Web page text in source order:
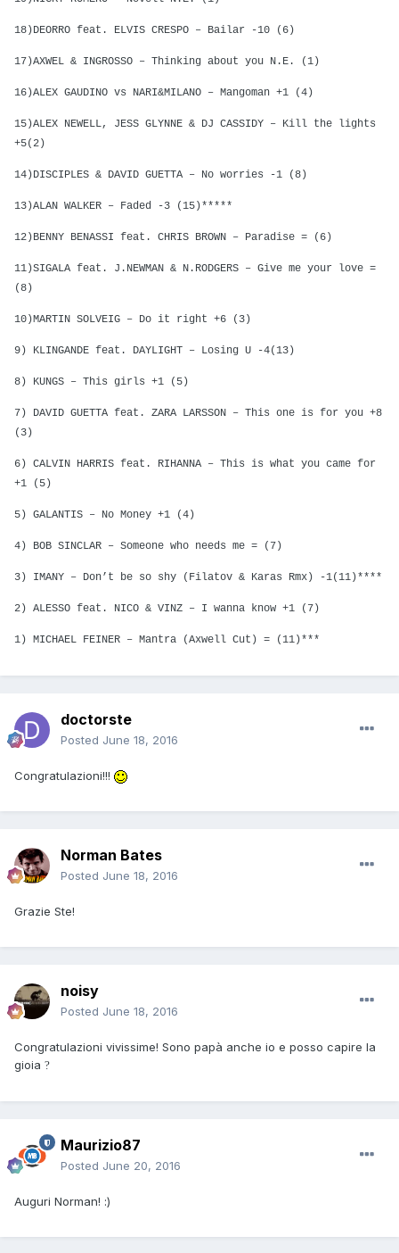
18)DEORRO feat. ELVIS CRESPO – Bailar -10 (6)
17)AXWEL & INGROSSO – Thinking about you N.E. (1)
16)ALEX GAUDINO vs NARI&MILANO – Mangoman +1 (4)
15)ALEX NEWELL, JESS GLYNNE & DJ CASSIDY – Kill the lights
+5(2)
14)DISCIPLES & DAVID GUETTA – No worries -1 (8)
13)ALAN WALKER – Faded -3 (15)*****
12)BENNY BENASSI feat. CHRIS BROWN – Paradise = (6)
11)SIGALA feat. J.NEWMAN & N.RODGERS – Give me your love =
(8)
10)MARTIN SOLVEIG – Do it right +6 (3)
9) KLINGANDE feat. DAYLIGHT – Losing U -4(13)
8) KUNGS – This girls +1 (5)
7) DAVID GUETTA feat. ZARA LARSSON – This one is for you +8
(3)
6) CALVIN HARRIS feat. RIHANNA – This is what you came for
+1 (5)
5) GALANTIS – No Money +1 (4)
4) BOB SINCLAR – Someone who needs me = (7)
3) IMANY – Don’t be so shy (Filatov & Karas Rmx) -1(11)****
2) ALESSO feat. NICO & VINZ – I wanna know +1 (7)
1) MICHAEL FEINER – Mantra (Axwell Cut) = (11)***
doctorste
Posted June 18, 2016
Congratulazioni!!!
Norman Bates
Posted June 18, 2016
Grazie Ste!
noisy
Posted June 18, 2016
Congratulazioni vivissime! Sono papà anche io e posso capire la
gioia ?
Maurizio87
Posted June 20, 2016
Auguri Norman! :)